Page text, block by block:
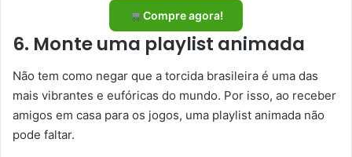
Compre agora!
6. Monte uma playlist animada
Não tem como negar que a torcida brasileira é uma das
mais vibrantes e eufóricas do mundo. Por isso, ao receber
amigos em casa para os jogos, uma playlist animada não
pode faltar.